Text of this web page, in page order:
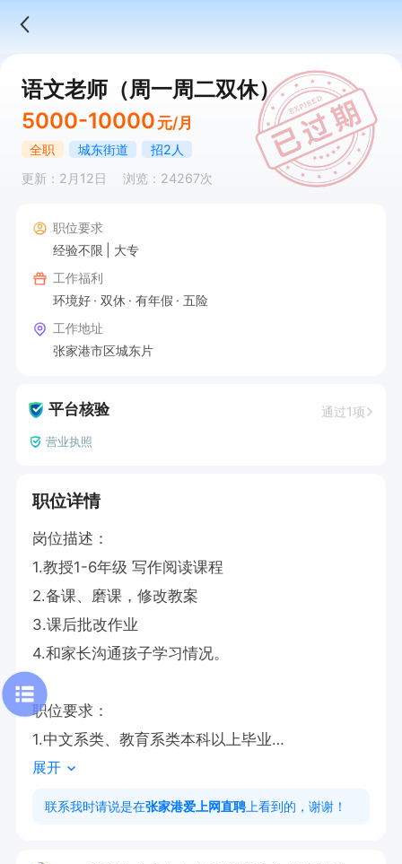
语文老师（周一周二双休）
5000-10000 元/月
全职 城东街道
招2人
更新：2月12日
浏览：24267次
职位要求
经验不限
大专
工作福利
环境好
双休 有年假
五险
工作地址
张家港市区城东片
平台核验 通过1项
营业执照
职位详情
岗位描述：
1.教授1-6年级 写作阅读课程
2.备课、磨课，修改教案
3.课后批改作业
4.和家长沟通孩子学习情况。
职位要求：
1.中文系类、教育系类本科以上毕业
2.普通话标准
3.喜爱文学、热爱写作。喜欢孩子。
展开
联系我时请说是在张家港爱上网直聘 上看到的，谢谢！